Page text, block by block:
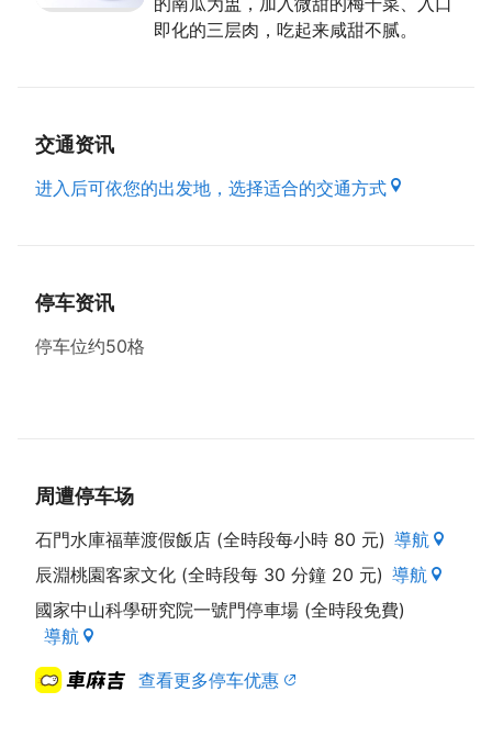
即化的三层肉，吃起来咸甜不腻。
交通资讯
进入后可依您的出发地，选择适合的交通方式
停车资讯
停车位约50格
周遭停车场
石門水庫福華渡假飯店 (全時段每小時 80 元) 導航
辰淵桃園客家文化 (全時段每 30 分鐘 20 元) 導航
國家中山科學研究院一號門停車場 (全時段免費)
導航
查看更多停车优惠